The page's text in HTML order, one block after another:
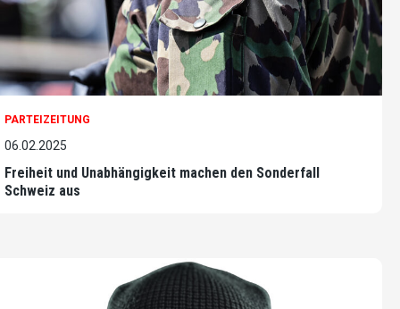
PARTEIZEITUNG
06.02.2025
Freiheit und Unabhängigkeit machen den Sonderfall
Schweiz aus